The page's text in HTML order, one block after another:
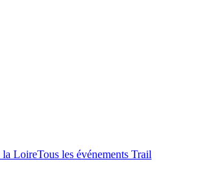
la LoireTous les événements Trail